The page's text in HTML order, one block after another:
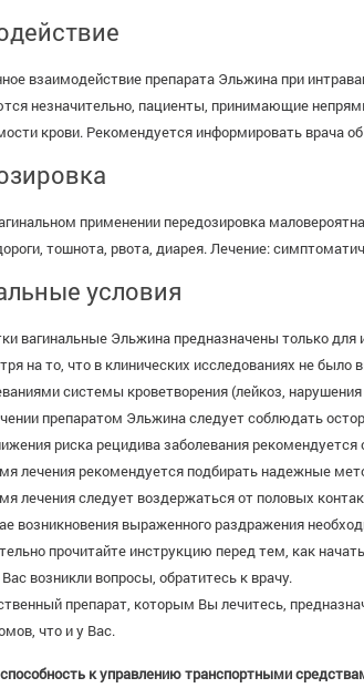
взаимодействие препарата Эльжина при
незначительно, пациенты, принимающие
крови. Рекомендуется информировать врача
применении передозировка
тошнота, рвота, диарея. Лечение:
условия
вагинальные Эльжина предназначены только для
на то, что в клинических исследованиях не
системы кроветворения (лейкоз,
препаратом Эльжина следует соблюдать
риска рецидива заболевания рекомендуется
лечения рекомендуется подбирать надежные
лечения следует воздержаться от половых
возникновения выраженного раздражения
прочитайте инструкцию перед тем, как
возникли вопросы, обратитесь к врачу.
препарат, которым Вы лечитесь,
что и у Вас.
к управлению транспортными